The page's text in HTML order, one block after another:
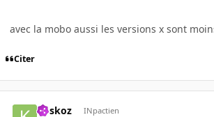
avec la mobo aussi les versions x sont
Citer
koskoz INpactien